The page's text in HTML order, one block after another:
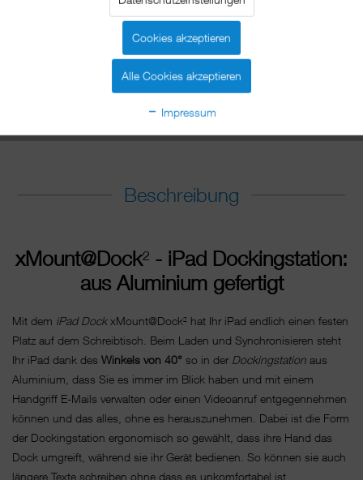
Beschreibung
xMount@Dock² - iPad Dockingstation:
aus Aluminium gefertigt
Mit dem iPad DockxMount@Dock² hat Ihr iPad endlich einen festen
Platz auf dem Schreibtisch. Beim Laden und Synchronisieren steht
Ihr iPad dank des Winkels von 40° so in der Dockingstation aus
Aluminium, dass Sie es immer im Blick haben und mit einem
Handgriff E-Mails verwalten oder einen Videoanruf entgegennehmen
können und das alles, ohne es herauszunehmen. Dabei ist die Form
der Dockingstation ergonomisch so gewählt, dass ihre Hand das
Dock umgreift, während sie ihr Gerät bedienen. So können sie auch
längere Texte schreiben ohne dass es unkomfortabel ist.
Cookies akzeptieren
Alle Cookies akzeptieren
Impressum